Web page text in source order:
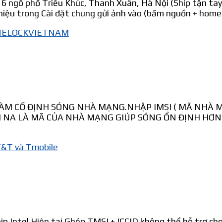
ngõ phố Triều Khúc, Thanh Xuân, Hà Nội (Ship tận
trong Cài đặt chung gửi ảnh vào (bấm nguồn +
CỐ ĐỊNH SÓNG NHÀ MẠNG.NHẬP IMSI ( MÃ NHÀ
LÀ MÃ CỦA NHÀ MẠNG GIÚP SÓNG ỔN ĐỊNH
và Tmobile